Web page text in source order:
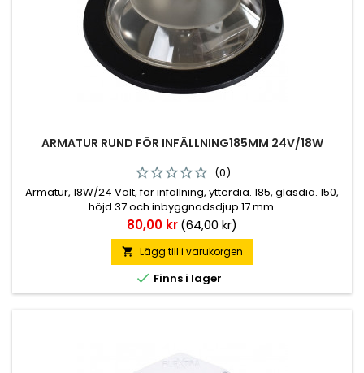
ARMATUR RUND FÖR INFÄLLNING185MM 24V/18W
(0)
Armatur, 18W/24 Volt, för infällning, ytterdia. 185, glasdia. 150,
höjd 37 och inbyggnadsdjup 17 mm.
Pris
80,00 kr(64,00 kr)
 Lägg till i varukorgen
 Finns i lager